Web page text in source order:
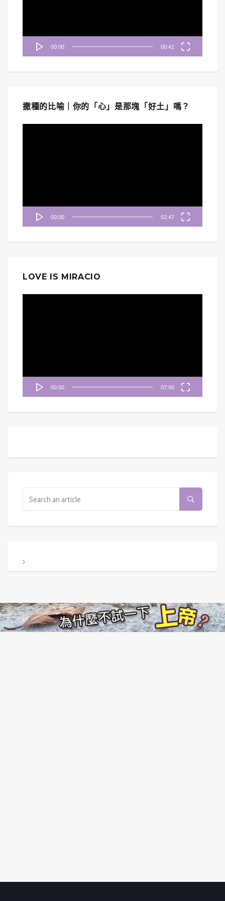
00:00 00:41
撒種的比喻｜你的「心」是那塊「好土」嗎？
00:00 02:47
LOVE IS MIRACIO
00:00 07:00